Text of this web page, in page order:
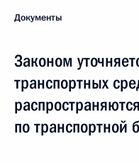
Документы
Законом
транспортных
по транспортной